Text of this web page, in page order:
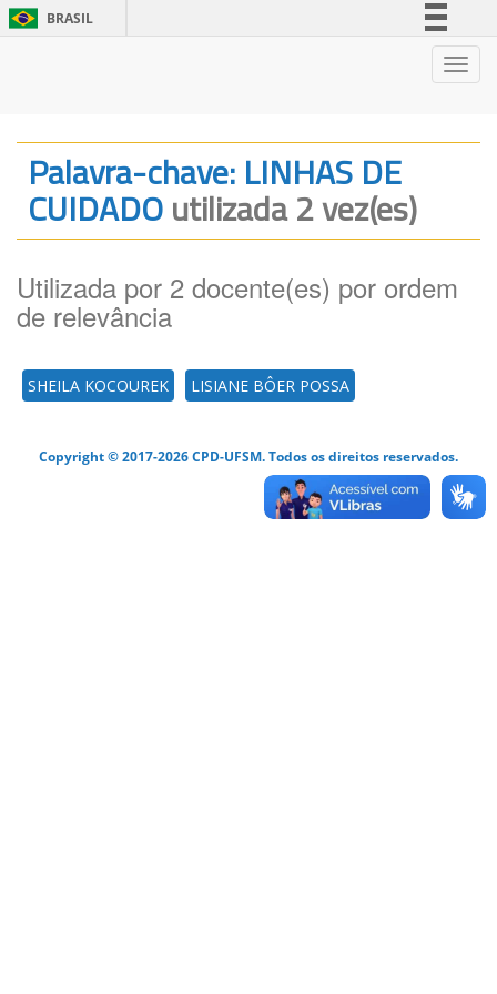
BRASIL
Legislação
Canais
Palavra-chave: LINHAS DE
CUIDADOutilizada 2 vez(es)
Utilizada por 2 docente(es) por ordem
de relevância
SHEILA KOCOUREK LISIANE BÔER POSSA
Copyright © 2017-2026 CPD-UFSM. Todos os direitos reservados.